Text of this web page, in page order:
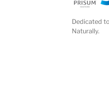
Dedicated
Naturally.